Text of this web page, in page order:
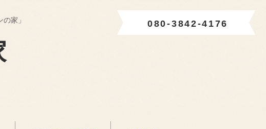
080-3842-4176
家」